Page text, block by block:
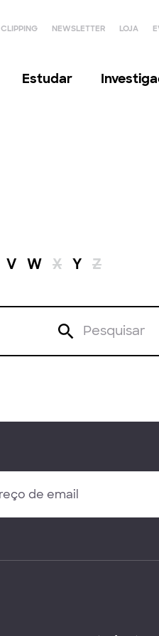
CLIPPING NEWSLETTER LOJA
Estudar
V W X Y Z